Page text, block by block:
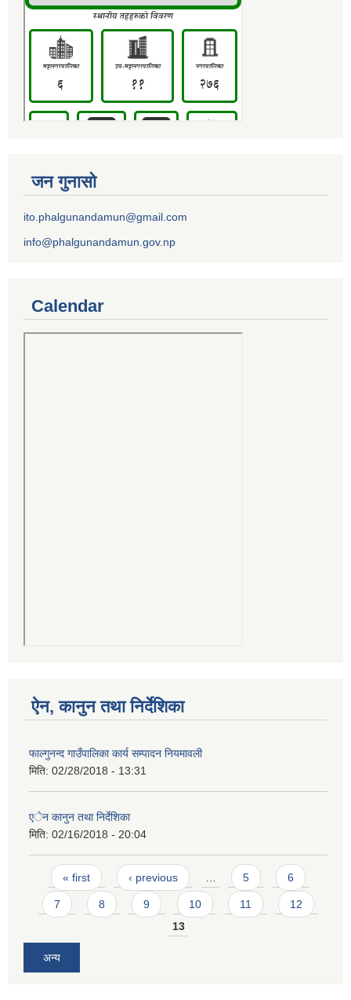
जन गुनासो
ito.phalgunandamun@gmail.com
info@phalgunandamun.gov.np
Calendar
ऐन, कानुन तथा निर्देशिका
फाल्गुनन्द गाउँपालिका कार्य सम्पादन नियमावली
मिति: 02/28/2018 - 13:31
एेन कानुन तथा निर्देशिका
मिति: 02/16/2018 - 20:04
Pages
« first ‹ previous 5 6
7 8 9 10 11
12
13
अन्य